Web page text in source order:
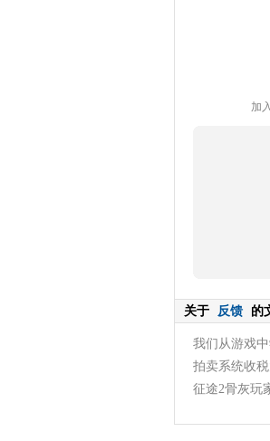
加
关于 反馈 的
我们从游戏
拍卖系统收
征途2骨灰玩